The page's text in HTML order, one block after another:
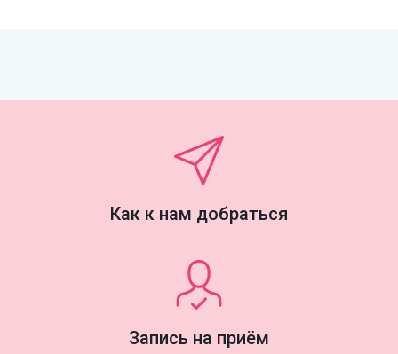
Как к нам добраться
Запись на приём